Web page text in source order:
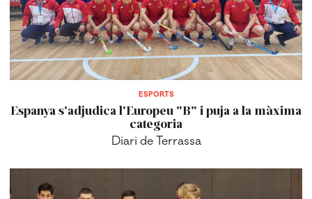
ESPORTS
Espanya s'adjudica l'Europeu "B" i puja a la màxima
categoria
Diari de Terrassa